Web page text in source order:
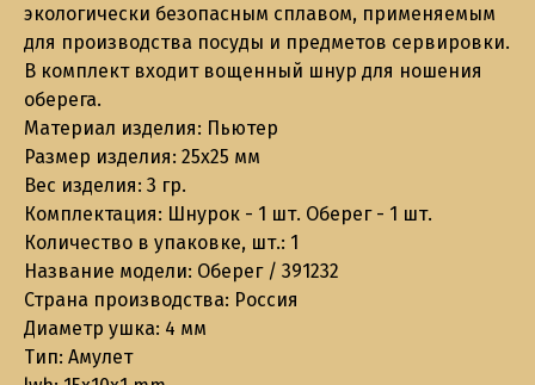
экологически безопасным сплавом, применяемым
для производства посуды и предметов сервировки.
В комплект входит вощенный шнур для ношения
оберега.
Материал изделия: Пьютер
Размер изделия: 25х25 мм
Вес изделия: 3 гр.
Комплектация: Шнурок - 1 шт. Оберег - 1 шт.
Количество в упаковке, шт.: 1
Название модели: Оберег / 391232
Страна производства: Россия
Диаметр ушка: 4 мм
Тип: Амулет